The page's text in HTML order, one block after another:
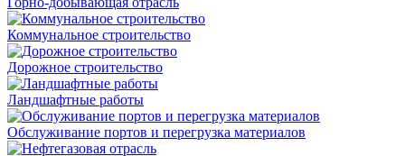
Коммунальное строительство
Дорожное строительство
Ландшафтные работы
Обслуживание портов и перегрузка материалов